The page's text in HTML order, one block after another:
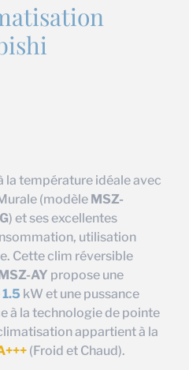
la température idéale avec
(modèle MSZ-
) et ses excellentes
utilisation
Cette clim réversible
MSZ-AY propose une
1.5 kW et une pussance
à la technologie de pointe
appartient à la
(Froid et Chaud).